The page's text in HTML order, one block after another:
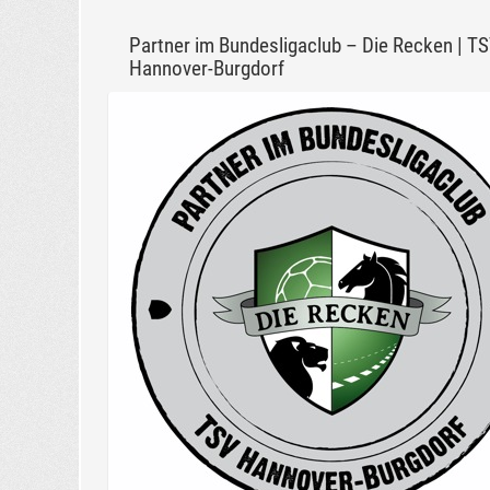
Partner im Bundesligaclub – Die Recken |
Hannover-Burgdorf